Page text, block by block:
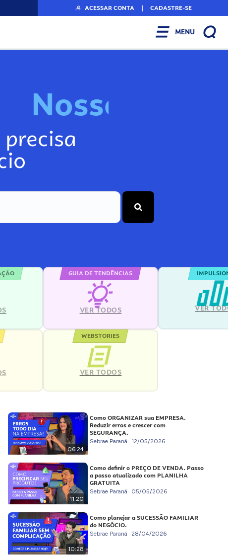
ACESSAR CONTA | CADASTRE-SE
MENU
Nosso
GUIA DE TENDÊNCIAS
VER TODOS VER
WEBSTORIES
VER TODOS
06:24
Como ORGANIZAR sua EMPRESA.
Reduzir erros e crescer com
SEGURANÇA.
Sebrae Paraná 12/05/2026
11:20
Como definir o PREÇO DE VENDA. Passo
a passo atualizado com PLANILHA
GRATUITA
Sebrae Paraná 05/05/2026
10:28
Como planejar a SUCESSÃO FAMILIAR
do NEGÓCIO.
Sebrae Paraná 28/04/2026